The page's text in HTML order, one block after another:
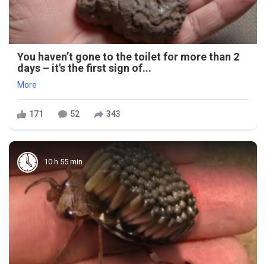
You haven’t gone to the toilet for more than 2
days – it's the first sign of...
More
171 52 343
10 h 55 min